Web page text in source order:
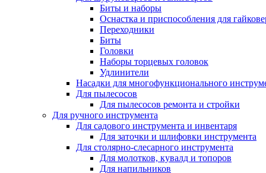
Биты и наборы
Оснастка и приспособления для
Переходники
Биты
Головки
Наборы торцевых головок
Удлинители
Насадки для многофункционального
Для пылесосов
Для пылесосов ремонта и стройки
Для ручного инструмента
Для садового инструмента и инвентаря
Для заточки и шлифовки инструмента
Для столярно-слесарного инструмента
Для молотков, кувалд и топоров
Для напильников